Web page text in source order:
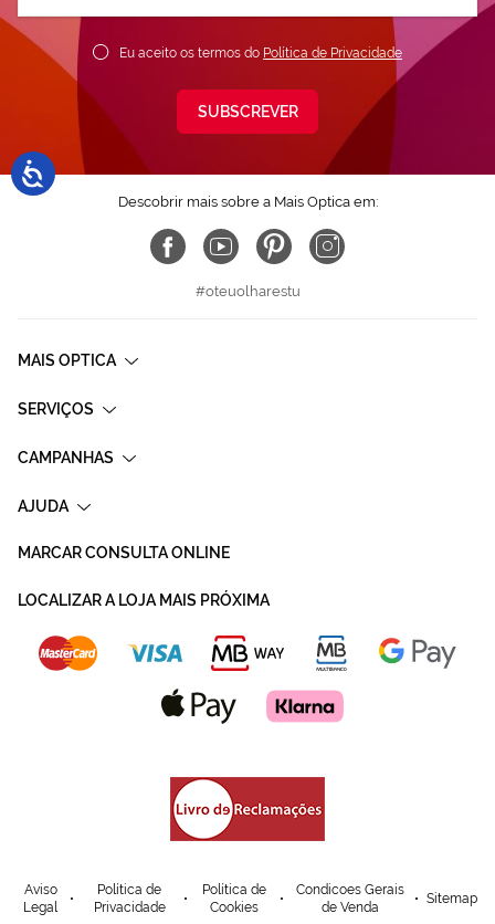
Newsletter:
Eu aceito os termos do Política de Privacidade
SUBSCREVER
Descobrir mais sobre a Mais Optica em:
#oteuolharestu
MAIS OPTICA
SERVIÇOS
CAMPANHAS
AJUDA
MARCAR CONSULTA ONLINE
LOCALIZAR A LOJA MAIS PRÓXIMA
Aviso
Legal
Política de
Privacidade
Política de
Cookies
Condicoes Gerais
de Venda
Sitemap